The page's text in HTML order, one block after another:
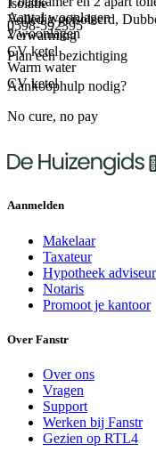
Aantal woonlagen
2 woonlagen
Isolatie
Volledig geïsoleerd,
Verwarming
CV ketel
Warm water
CV ketel
0598-592395
Plan een bezichtiging
Aankoophulp nodig?
No cure, no pay
Aanmelden
Makelaar
Taxateur
Hypotheek adviseur
Notaris
Promoot je kantoor
Over Fanstr
Over ons
Vragen
Support
Werken bij Fanstr
Gezien op RTL4